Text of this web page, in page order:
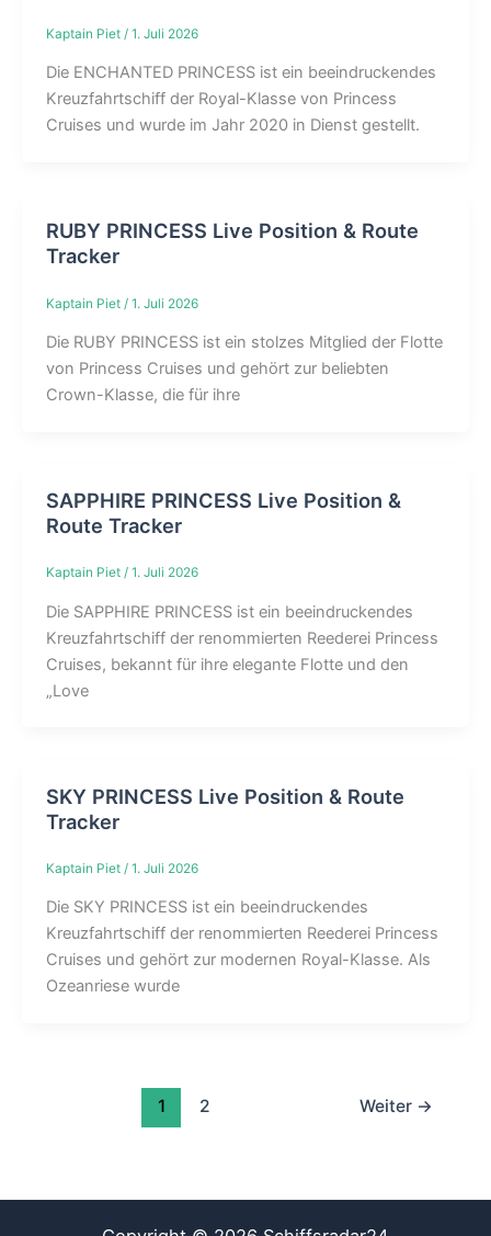
Kaptain Piet / 1. Juli 2026
Die ENCHANTED PRINCESS ist ein beeindruckendes
Kreuzfahrtschiff der Royal-Klasse von Princess
Cruises und wurde im Jahr 2020 in Dienst gestellt.
RUBY PRINCESS Live Position & Route
Tracker
Kaptain Piet / 1. Juli 2026
Die RUBY PRINCESS ist ein stolzes Mitglied der Flotte
von Princess Cruises und gehört zur beliebten
Crown-Klasse, die für ihre
SAPPHIRE PRINCESS Live Position &
Route Tracker
Kaptain Piet / 1. Juli 2026
Die SAPPHIRE PRINCESS ist ein beeindruckendes
Kreuzfahrtschiff der renommierten Reederei Princess
Cruises, bekannt für ihre elegante Flotte und den
„Love
SKY PRINCESS Live Position & Route
Tracker
Kaptain Piet / 1. Juli 2026
Die SKY PRINCESS ist ein beeindruckendes
Kreuzfahrtschiff der renommierten Reederei Princess
Cruises und gehört zur modernen Royal-Klasse. Als
Ozeanriese wurde
1 2 Weiter →